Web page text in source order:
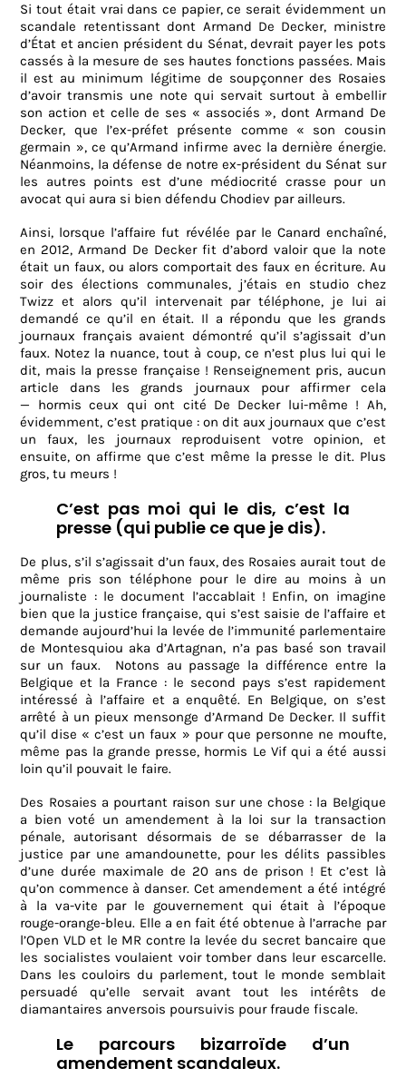
Si tout était vrai dans ce papier, ce serait évidemment un
scandale retentissant dont Armand De Decker, ministre
d’État et ancien président du Sénat, devrait payer les pots
cassés à la mesure de ses hautes fonctions passées. Mais
il est au minimum légitime de soupçonner des Rosaies
d’avoir transmis une note qui servait surtout à embellir
son action et celle de ses « associés », dont Armand De
Decker, que l’ex-préfet présente comme « son cousin
germain », ce qu’Armand infirme avec la dernière énergie.
Néanmoins, la défense de notre ex-président du Sénat sur
les autres points est d’une médiocrité crasse pour un
avocat qui aura si bien défendu Chodiev par ailleurs.
Ainsi, lorsque l’affaire fut révélée par le Canard enchaîné,
en 2012, Armand De Decker fit d’abord valoir que la note
était un faux, ou alors comportait des faux en écriture. Au
soir des élections communales, j’étais en studio chez
Twizz et alors qu’il intervenait par téléphone, je lui ai
demandé ce qu’il en était. Il a répondu que les grands
journaux français avaient démontré qu’il s’agissait d’un
faux. Notez la nuance, tout à coup, ce n’est plus lui qui le
dit, mais la presse française ! Renseignement pris, aucun
article dans les grands journaux pour affirmer cela
— hormis ceux qui ont cité De Decker lui-même ! Ah,
évidemment, c’est pratique : on dit aux journaux que c’est
un faux, les journaux reproduisent votre opinion, et
ensuite, on affirme que c’est même la presse le dit. Plus
gros, tu meurs !
C’est pas moi qui le dis, c’est la
presse (qui publie ce que je dis).
De plus, s’il s’agissait d’un faux, des Rosaies aurait tout de
même pris son téléphone pour le dire au moins à un
journaliste : le document l’accablait ! Enfin, on imagine
bien que la justice française, qui s’est saisie de l’affaire et
demande aujourd’hui la levée de l’immunité parlementaire
de Montesquiou aka d’Artagnan, n’a pas basé son travail
sur un faux.
Notons au passage la différence entre la
Belgique et la France : le second pays s’est rapidement
intéressé à l’affaire et a enquêté. En Belgique, on s’est
arrêté à un pieux mensonge d’Armand De Decker. Il suffit
qu’il dise « c’est un faux » pour que personne ne moufte,
même pas la grande presse, hormis Le Vif qui a été aussi
loin qu’il pouvait le faire.
Des Rosaies a pourtant raison sur une chose : la Belgique
a bien voté un amendement à la loi sur la transaction
pénale, autorisant désormais de se débarrasser de la
justice par une amandounette, pour les délits passibles
d’une durée maximale de 20 ans de prison ! Et c’est là
qu’on commence à danser. Cet amendement a été intégré
à la va-vite par le gouvernement qui était à l’époque
rouge-orange-bleu. Elle a en fait été obtenue à l’arrache par
l’Open VLD et le MR contre la levée du secret bancaire que
les socialistes voulaient voir tomber dans leur escarcelle.
Dans les couloirs du parlement, tout le monde semblait
persuadé qu’elle servait avant tout les intérêts de
diamantaires anversois poursuivis pour fraude fiscale.
Le parcours bizarroïde d’un
amendement scandaleux.